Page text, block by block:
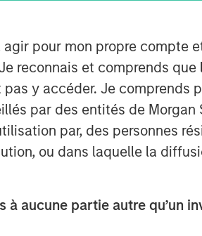
pour mon propre compte
reconnais et comprends
y accéder. Je comprends
par des entités de Morgan
par, des personnes
ou dans laquelle la
aucune partie autre qu’un